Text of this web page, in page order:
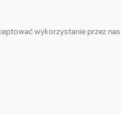
Polityka prywatności
wykorzystanie przez